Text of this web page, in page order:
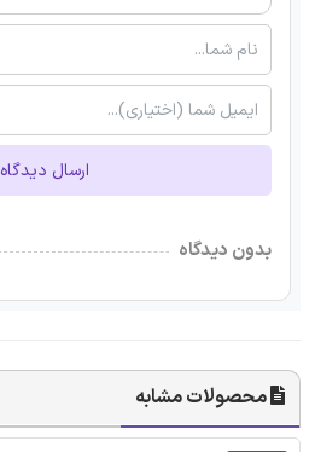
ارسال دیدگاه
بدون دیدگاه
محصولات مشابه